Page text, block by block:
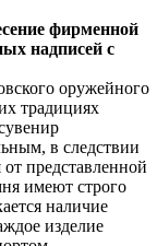
фирменной
надписей с
оружейного
традициях
в следствии
представленной
имеют строго
наличие
изделие